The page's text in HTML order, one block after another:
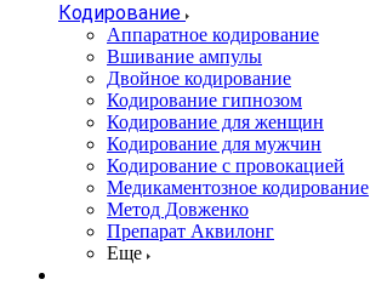
Кодирование
Аппаратное кодирование
Вшивание ампулы
Двойное кодирование
Кодирование гипнозом
Кодирование для женщин
Кодирование для мужчин
Кодирование с провокацией
Медикаментозное кодирование
Метод Довженко
Препарат Аквилонг
Еще